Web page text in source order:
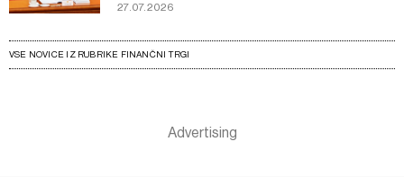
27.07.2026
VSE NOVICE IZ RUBRIKE FINANČNI TRGI